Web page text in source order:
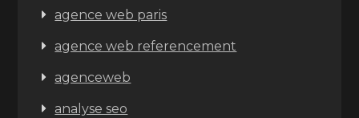
agence web paris
agence web referencement
agenceweb
analyse seo